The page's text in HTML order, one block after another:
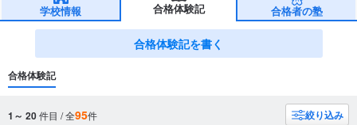
学校情報 合格体験記 合格者の塾
合格体験記
合格体験記を書く
1～ 20件目 / 全95件 絞り込み